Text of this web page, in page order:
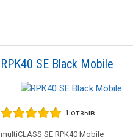
RPK40 SE Black Mobile
1 отзыв
multiCLASS SE RPK40 Mobile